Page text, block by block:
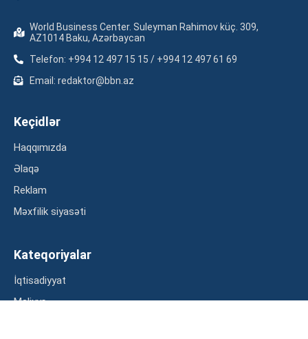
World Business Center. Suleyman Rahimov küç. 309,
AZ1014 Baku, Azərbaycan
Telefon: +994 12 497 15 15 / +994 12 497 61 69
Email: redaktor@bbn.az
Keçidlər
Haqqımızda
Əlaqə
Reklam
Məxfilik siyasəti
Kateqoriyalar
İqtisadiyyat
Maliyyə